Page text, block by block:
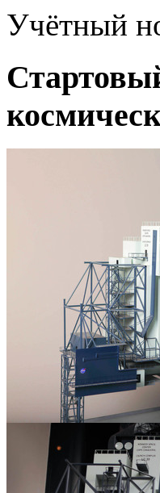
Учётный